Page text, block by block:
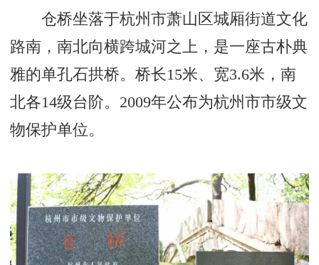
仓桥坐落于杭州市萧山区城厢街道文化
路南，南北向横跨城河之上，是一座古朴典
雅的单孔石拱桥。桥长15米、宽3.6米，南
北各14级台阶。2009年公布为杭州市市级文
物保护单位。